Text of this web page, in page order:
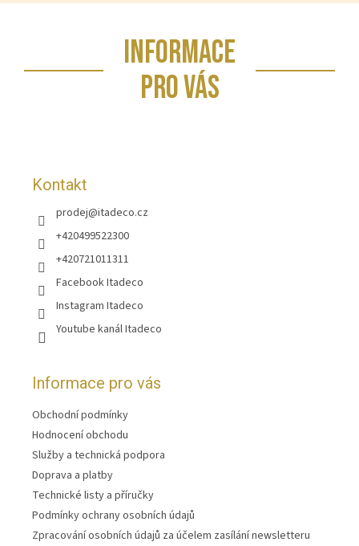
INFORMACE
PRO VÁS
Kontakt
prodej@itadeco.cz
+420499522300
+420721011311
Facebook Itadeco
Instagram Itadeco
Youtube kanál Itadeco
Informace pro vás
Obchodní podmínky
Hodnocení obchodu
Služby a technická podpora
Doprava a platby
Technické listy a příručky
Podmínky ochrany osobních údajů
Zpracování osobních údajů za účelem zasílání newsletteru